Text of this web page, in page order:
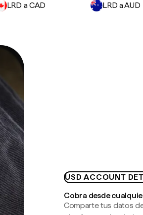
LRD a CAD LRD a AUD
USD ACCOUNT
Cobra desde
Comparte tus datos